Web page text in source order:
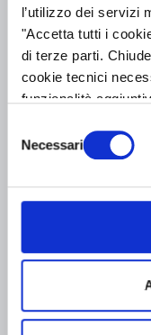
l’utilizzo dei servizi
"Accetta tutti i
di terze parti.
cookie tecnici
funzionalità
e la nostra
privacy
delNecessari
Misura
Consulenza,
per ausili e
con sede
Pubblici.
Scopri di più
Dote Imprese
Misura